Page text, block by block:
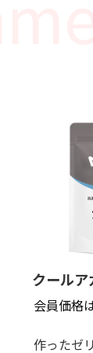
クールア
会員価格
作ったゼ